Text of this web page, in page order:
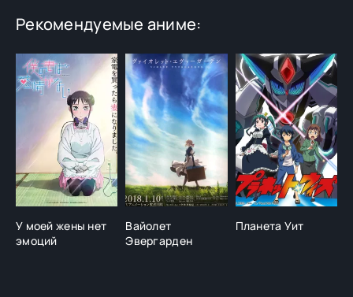
Рекомендуемые аниме:
У моей жены нет
эмоций
Вайолет
Эвергарден
Планета Уит